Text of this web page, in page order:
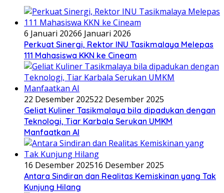
6 Januari 20266 Januari 2026
Perkuat Sinergi, Rektor INU Tasikmalaya Melepas
111 Mahasiswa KKN ke Cineam
22 Desember 202522 Desember 2025
Geliat Kuliner Tasikmalaya bila dipadukan dengan
Teknologi, Tiar Karbala Serukan UMKM
Manfaatkan AI
16 Desember 202516 Desember 2025
Antara Sindiran dan Realitas Kemiskinan yang Tak
Kunjung Hilang